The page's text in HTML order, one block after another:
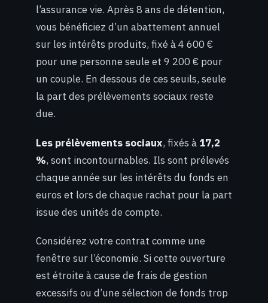
l’assurance vie. Après 8 ans de détention,
vous bénéficiez d’un abattement annuel
sur les intérêts produits, fixé à 4 600 €
pour une personne seule et 9 200 € pour
un couple. En dessous de ces seuils, seule
la part des prélèvements sociaux reste
due.
Les prélèvements sociaux, fixés à 17,2
%, sont incontournables. Ils sont prélevés
chaque année sur les intérêts du fonds en
euros et lors de chaque rachat pour la part
issue des unités de compte.
Considérez votre contrat comme une
fenêtre sur l’économie. Si cette ouverture
est étroite à cause de frais de gestion
excessifs ou d’une sélection de fonds trop